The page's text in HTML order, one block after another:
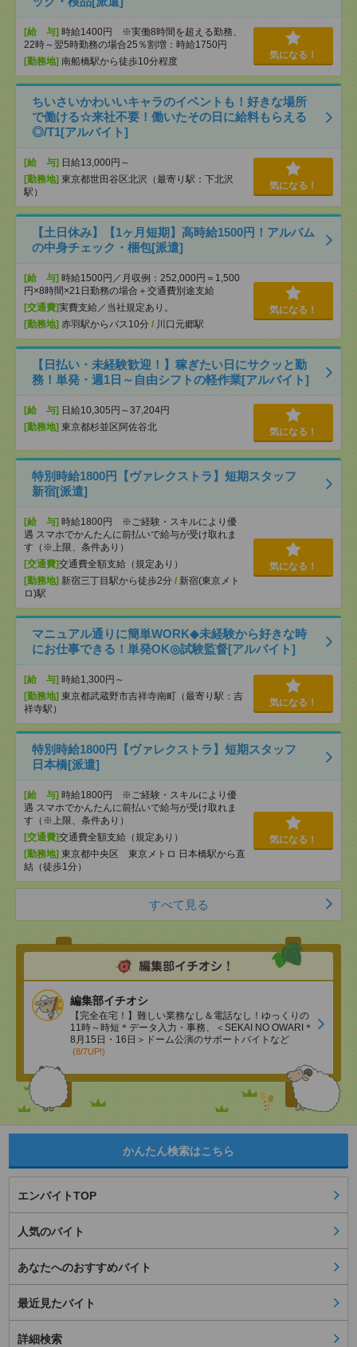
[給 与] 時給1400円 ※実働8時間を超える勤務、
22時～翌5時勤務の場合25％割増：時給1750円
[勤務地] 南船橋駅から徒歩10分程度
気になる！
ちいさいかわいいキャラのイベントも！好きな場所
で働ける☆来社不要！働いたその日に給料もらえる
◎/T1[アルバイト]
[給 与] 日給13,000円～
[勤務地] 東京都世田谷区北沢（最寄り駅：下北沢
駅）
気になる！
【土日休み】【1ヶ月短期】高時給1500円！アルバム
の中身チェック・梱包[派遣]
[給 与] 時給1500円／月収例：252,000円＝1,500
円×8時間×21日勤務の場合＋交通費別途支給
[交通費]実費支給／当社規定あり。
[勤務地] 赤羽駅からバス10分 / 川口元郷駅
気になる！
【日払い・未経験歓迎！】稼ぎたい日にサクッと勤
務！単発・週1日～自由シフトの軽作業[アルバイト]
[給 与] 日給10,305円～37,204円
[勤務地] 東京都杉並区阿佐谷北 気になる！
特別時給1800円【ヴァレクストラ】短期スタッフ
新宿[派遣]
[給 与] 時給1800円 ※ご経験・スキルにより優
遇 スマホでかんたんに前払いで給与が受け取れま
す（※上限、条件あり）
[交通費]交通費全額支給（規定あり）
[勤務地] 新宿三丁目駅から徒歩2分 / 新宿(東京メト
ロ)駅
気になる！
マニュアル通りに簡単WORK◆未経験から好きな時
にお仕事できる！単発OK◎試験監督[アルバイト]
[給 与] 時給1,300円～
[勤務地] 東京都武蔵野市吉祥寺南町（最寄り駅：吉
祥寺駅）
気になる！
特別時給1800円【ヴァレクストラ】短期スタッフ
日本橋[派遣]
[給 与] 時給1800円 ※ご経験・スキルにより優
遇 スマホでかんたんに前払いで給与が受け取れま
す（※上限、条件あり）
[交通費]交通費全額支給（規定あり）
[勤務地] 東京都中央区 東京メトロ 日本橋駅から直
結（徒歩1分）
気になる！
すべて見る
編集部イチオシ
【完全在宅！】難しい業務なし＆電話なし！ゆっくりの
11時～時短＊データ入力・事務、＜SEKAI NO OWARI＊
8月15日・16日＞ドーム公演のサポートバイトなど
(8/7UP!)
かんたん検索はこちら
エンバイトTOP
人気のバイト
あなたへのおすすめバイト
最近見たバイト
詳細検索